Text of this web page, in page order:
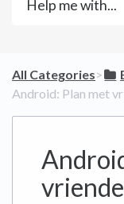
All Categories​>​
Android: Plan met